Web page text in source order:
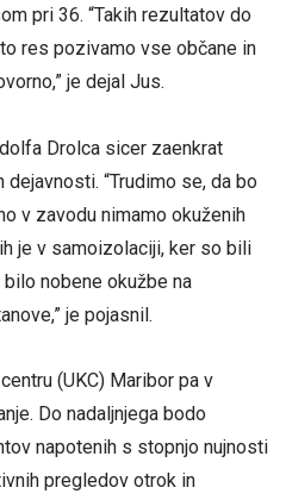
pri 36. “Takih rezultatov do
res pozivamo vse občane in
je dejal Jus.
Drolca sicer zaenkrat
“Trudimo se, da bo
v zavodu nimamo okuženih
je v samoizolaciji, ker so bili
nobene okužbe na
je pojasnil.
(UKC) Maribor pa v
Do nadaljnjega bodo
napotenih s stopnjo nujnosti
pregledov otrok in